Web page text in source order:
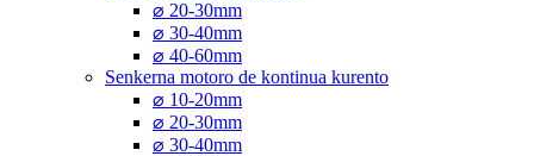
⌀ 20-30mm
⌀ 30-40mm
⌀ 40-60mm
Senkerna motoro de kontinua kurento
⌀ 10-20mm
⌀ 20-30mm
⌀ 30-40mm